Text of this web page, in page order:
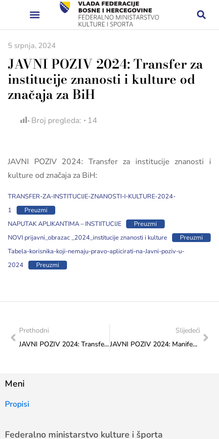
5 srpnja, 2024
JAVNI POZIV 2024: Transfer za
institucije znanosti i kulture od
značaja za BiH
Broj pregleda: 14
JAVNI POZIV 2024: Transfer za institucije znanosti i
kulture od značaja za BiH:
TRANSFER-ZA-INSTITUCIJE-ZNANOSTI-I-KULTURE-2024-
1
Preuzmi
NAPUTAK APLIKANTIMA – INSTIITUCIJE
Preuzmi
NOVI prijavni_obrazac _2024_institucije znanosti i kulture
Preuzmi
Tabela-korisnika-koji-nemaju-pravo-aplicirati-na-Javni-poziv-u-
2024
Preuzmi
Prethodni
JAVNI POZIV 2024: Transfer za kulturu od značaja za FBiH
Slijedeći
JAVNI POZIV 2024: Manifestacija Dani europskog nasljeđa 2024
Meni
Propisi
Federalno ministarstvo kulture i športa